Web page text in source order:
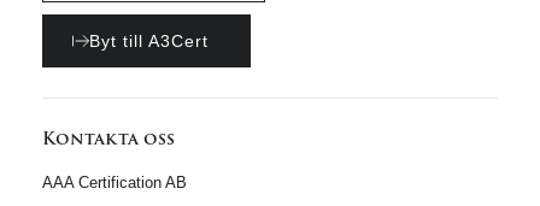
Byt till A3Cert
Kontakta oss
AAA Certification AB